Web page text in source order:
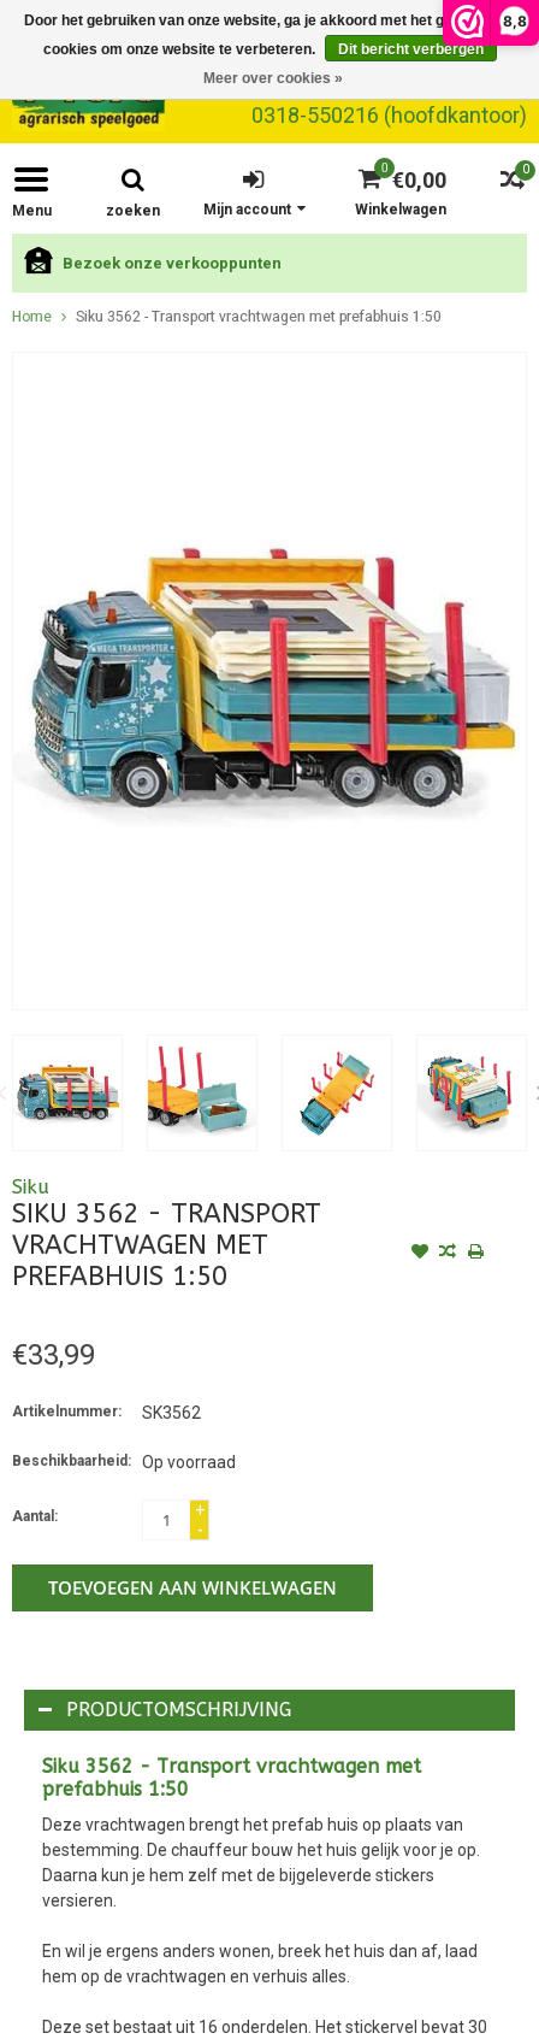
8,8
0318-550216 (hoofdkantoor)
Menu zoeken
0
0 €0,00
Winkelwagen
Mijn account
Bezoek onze verkooppunten
Home Siku 3562 - Transport vrachtwagen met prefabhuis 1:50
Siku
SIKU 3562 - TRANSPORT
VRACHTWAGEN MET
PREFABHUIS 1:50
€33,99
Artikelnummer: SK3562
Beschikbaarheid: Op voorraad
Aantal:
+
-
TOEVOEGEN AAN WINKELWAGEN
PRODUCTOMSCHRIJVING
Siku 3562 - Transport vrachtwagen met
prefabhuis 1:50
Deze vrachtwagen brengt het prefab huis op plaats van
bestemming. De chauffeur bouw het huis gelijk voor je op.
Daarna kun je hem zelf met de bijgeleverde stickers
versieren.
En wil je ergens anders wonen, breek het huis dan af, laad
hem op de vrachtwagen en verhuis alles.
Deze set bestaat uit 16 onderdelen. Het stickervel bevat 30
Door het gebruiken van onze website, ga je akkoord met het gebruik van
cookies om onze website te verbeteren.
Dit bericht verbergen
Meer over cookies »